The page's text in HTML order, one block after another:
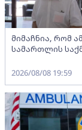
მიმაჩნია, რომ
სამართლის
2026/08/08 19:59